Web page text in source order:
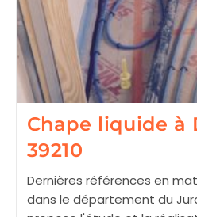
Chape liquide à
39210
Dernières références en
dans le département du